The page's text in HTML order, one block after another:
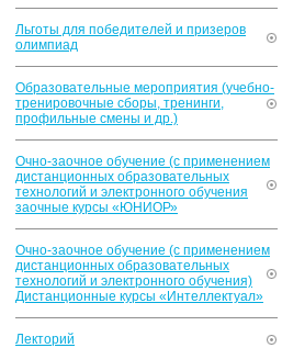
Льготы для победителей и призеров
олимпиад
Образовательные мероприятия (учебно-
тренировочные сборы, тренинги,
профильные смены и др.)
Очно-заочное обучение (с применением
дистанционных образовательных
технологий и электронного обучения
заочные курсы «ЮНИОР»
Очно-заочное обучение (с применением
дистанционных образовательных
технологий и электронного обучения)
Дистанционные курсы «Интеллектуал»
Лекторий